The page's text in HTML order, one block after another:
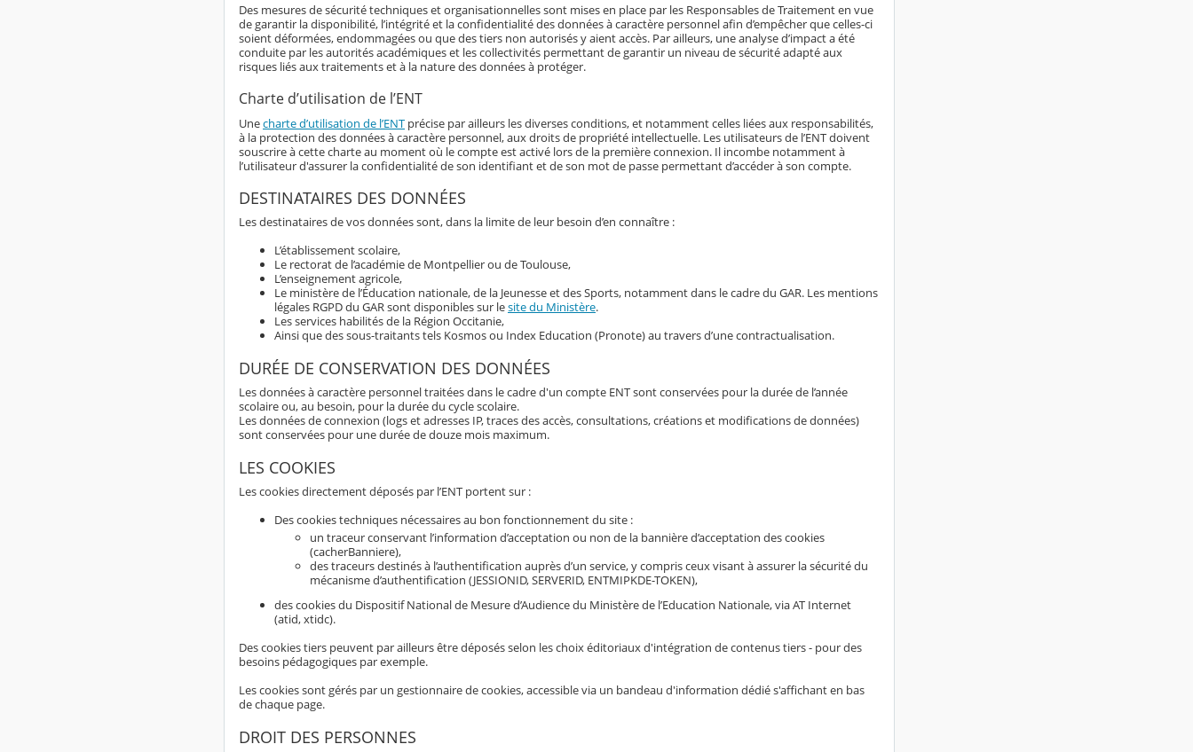
Des mesures de sécurité techniques et organisationnelles sont mises en place par les Responsables de Traitement en vue
de garantir la disponibilité, l’intégrité et la confidentialité des données à caractère personnel afin d’empêcher que celles-ci
soient déformées, endommagées ou que des tiers non autorisés y aient accès. Par ailleurs, une analyse d’impact a été
conduite par les autorités académiques et les collectivités permettant de garantir un niveau de sécurité adapté aux
risques liés aux traitements et à la nature des données à protéger.
Charte d’utilisation de l’ENT
Unecharte d’utilisation de l’ENT précise par ailleurs les diverses conditions, et notamment celles liées aux responsabilités,
à la protection des données à caractère personnel, aux droits de propriété intellectuelle. Les utilisateurs de l’ENT doivent
souscrire à cette charte au moment où le compte est activé lors de la première connexion. Il incombe notamment à
l’utilisateur d'assurer la confidentialité de son identifiant et de son mot de passe permettant d’accéder à son compte.
DESTINATAIRES DES DONNÉES
Les destinataires de vos données sont, dans la limite de leur besoin d’en connaître :
L’établissement scolaire,
Le rectorat de l’académie de Montpellier ou de Toulouse,
L’enseignement agricole,
Le ministère de l’Éducation nationale, de la Jeunesse et des Sports, notamment dans le cadre du GAR. Les mentions
légales RGPD du GAR sont disponibles sur lesite du Ministère.
Les services habilités de la Région Occitanie,
Ainsi que des sous-traitants tels Kosmos ou Index Education (Pronote) au travers d’une contractualisation.
DURÉE DE CONSERVATION DES DONNÉES
Les données à caractère personnel traitées dans le cadre d'un compte ENT sont conservées pour la durée de l’année
scolaire ou, au besoin, pour la durée du cycle scolaire.
Les données de connexion (logs et adresses IP, traces des accès, consultations, créations et modifications de données)
sont conservées pour une durée de douze mois maximum.
LES COOKIES
Les cookies directement déposés par l’ENT portent sur :
Des cookies techniques nécessaires au bon fonctionnement du site :
un traceur conservant l’information d’acceptation ou non de la bannière d’acceptation des cookies
(cacherBanniere),
des traceurs destinés à l’authentification auprès d’un service, y compris ceux visant à assurer la sécurité du
mécanisme d’authentification (JESSIONID, SERVERID, ENTMIPKDE-TOKEN),
des cookies du Dispositif National de Mesure d’Audience du Ministère de l’Education Nationale, via AT Internet
(atid, xtidc).
Des cookies tiers peuvent par ailleurs être déposés selon les choix éditoriaux d'intégration de contenus tiers - pour des
besoins pédagogiques par exemple.
Les cookies sont gérés par un gestionnaire de cookies, accessible via un bandeau d'information dédié s'affichant en bas
de chaque page.
DROIT DES PERSONNES